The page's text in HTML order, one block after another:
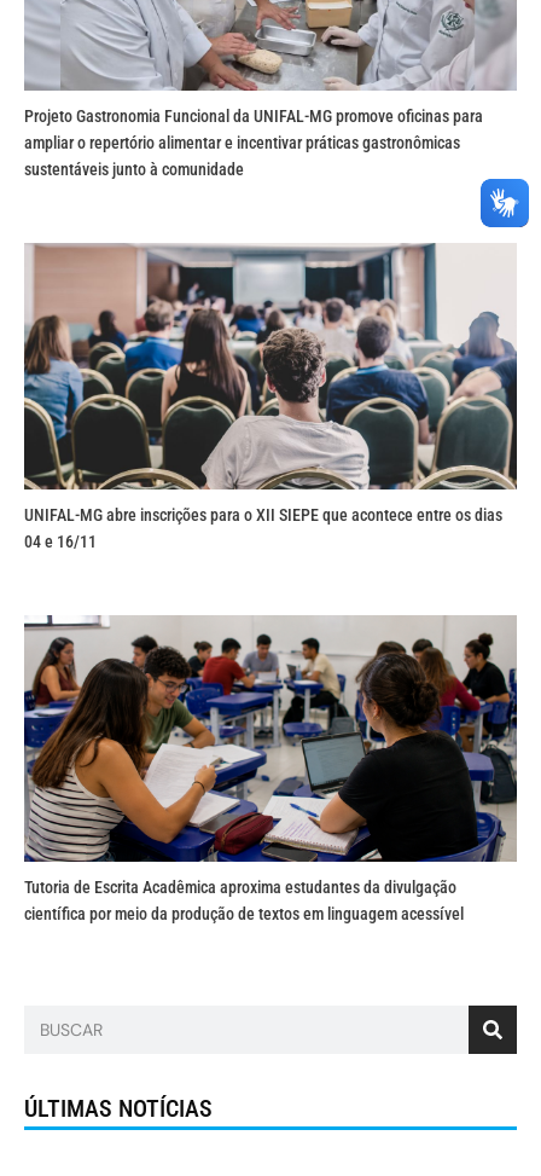
Projeto Gastronomia Funcional da UNIFAL-MG promove oficinas para
ampliar o repertório alimentar e incentivar práticas gastronômicas
sustentáveis junto à comunidade
UNIFAL-MG abre inscrições para o XII SIEPE que acontece entre os dias
04 e 16/11
Tutoria de Escrita Acadêmica aproxima estudantes da divulgação
científica por meio da produção de textos em linguagem acessível
ÚLTIMAS NOTÍCIAS